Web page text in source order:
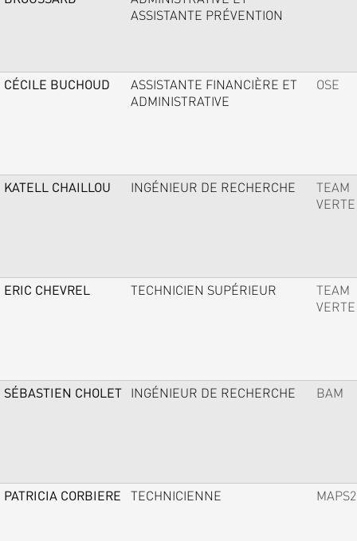
ASSISTANTE PRÉVENTION
CÉCILE BUCHOUD
ASSISTANTE FINANCIÈRE ET
ADMINISTRATIVE
OSE
KATELL CHAILLOU INGÉNIEUR DE RECHERCHE
TEAM
VERTE
ERIC CHEVREL TECHNICIEN SUPÉRIEUR
TEAM
VERTE
SÉBASTIEN CHOLET INGÉNIEUR DE RECHERCHE BAM
PATRICIA CORBIERE TECHNICIENNE MAPS2